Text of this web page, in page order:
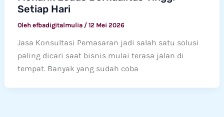
Setiap Hari
Oleh efbadigitalmulia / 12 Mei 2026
Jasa Konsultasi Pemasaran jadi salah satu solusi
paling dicari saat bisnis mulai terasa jalan di
tempat. Banyak yang sudah coba